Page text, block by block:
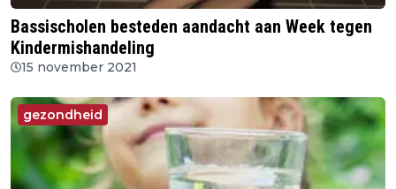
Bassischolen besteden aandacht aan Week tegen
Kindermishandeling
15 november 2021
gezondheid